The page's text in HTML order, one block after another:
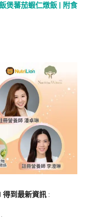
煲蕃茄蝦仁燉飯 | 附食
到最新資訊: